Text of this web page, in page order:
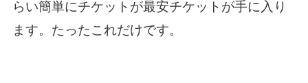
らい簡単にチケットが最安チケットが手に入り
ます。たったこれだけです。